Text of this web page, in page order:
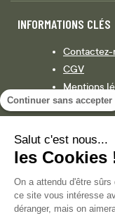
Continuer sans accepter
Salut c'est nous...
les Cookies
On a attendu d'être sûrs
ce site vous intéresse
déranger, mais on
INFORMATIONS CLÉS
Contactez-
CGV
Mentions
Législation
Facebook